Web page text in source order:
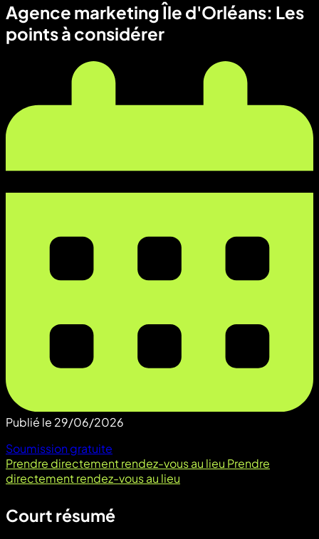
Agence marketing Île d'Orléans: Les
points à considérer
Publié le 29/06/2026
Soumission gratuite
Prendre directement rendez-vous au lieu Prendre
directement rendez-vous au lieu
Court résumé